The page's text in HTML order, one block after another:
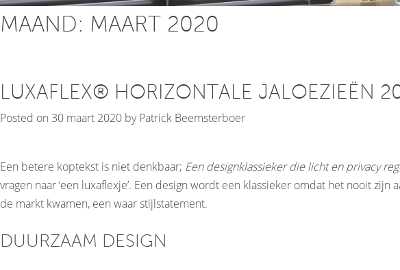
MAAND: MAART 2020
LUXAFLEX® HORIZONTALE JALOEZIEËN
Posted on 30 maart 2020 byPatrick Beemsterboer
Een betere koptekst is niet denkbaar; Een designklassieker die licht en privacy
vragen naar ‘een luxaflexje’. Een design wordt een klassieker omdat het nooit
de markt kwamen, een waar stijlstatement.
DUURZAAM DESIGN